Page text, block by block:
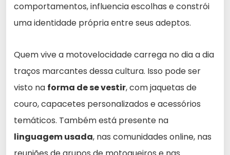
comportamentos, influencia escolhas e constrói
uma identidade própria entre seus adeptos.
Quem vive a motovelocidade carrega no dia a dia
traços marcantes dessa cultura. Isso pode ser
visto na forma de se vestir, com jaquetas de
couro, capacetes personalizados e acessórios
temáticos. Também está presente na
linguagem usada, nas comunidades online, nas